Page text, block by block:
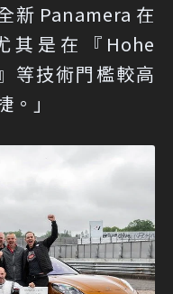
新 Panamera 在
其是在『Hohe
等技術門檻較高
」